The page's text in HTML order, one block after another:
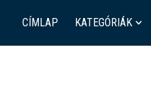
CÍMLAP KATEGÓRIÁK